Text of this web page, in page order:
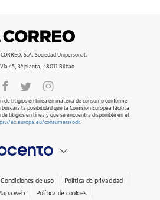
S.A. Sociedad Unipersonal.
Vía 45, 3ª planta, 48011 Bilbao
de litigios en línea en materia de consumo conforme
la posibilidad que la Comisión Europea facilita
litigios en línea y que se encuentra disponible en el
ec.europa.eu/consumers/odr.
Condiciones de uso
Política de privacidad
web Política de cookies